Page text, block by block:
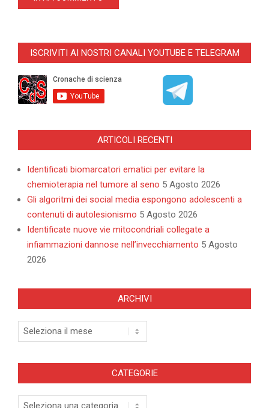
ISCRIVITI AI NOSTRI CANALI YOUTUBE E TELEGRAM
ARTICOLI RECENTI
Identificati biomarcatori ematici per evitare la
chemioterapia nel tumore al seno 5 Agosto 2026
Gli algoritmi dei social media espongono adolescenti a
contenuti di autolesionismo 5 Agosto 2026
Identificate nuove vie mitocondriali collegate a
infiammazioni dannose nell’invecchiamento 5 Agosto
2026
ARCHIVI
Archivi
CATEGORIE
Categorie